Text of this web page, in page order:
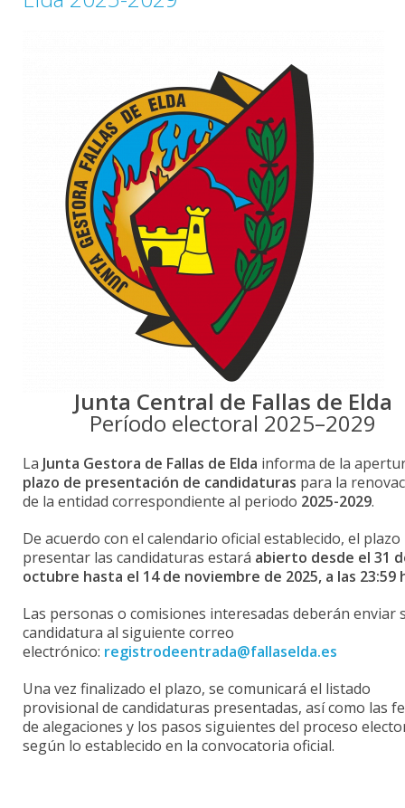
Junta Central de Fallas de Elda
Período electoral 2025–2029
La Junta Gestora de Fallas de Elda informa de la
plazo de presentación de candidaturas para la
de la entidad correspondiente al periodo 2025-2029.
De acuerdo con el calendario oficial establecido, el
presentar las candidaturas estará abierto desde el 31
octubre hasta el 14 de noviembre de 2025, a las 23:59
Las personas o comisiones interesadas deberán enviar
candidatura al siguiente correo
electrónico: registrodeentrada@fallaselda.es
Una vez finalizado el plazo, se comunicará el listado
provisional de candidaturas presentadas, así como las
de alegaciones y los pasos siguientes del proceso
según lo establecido en la convocatoria oficial.